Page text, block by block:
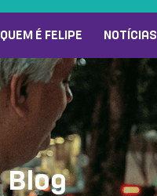
QUEM É FELIPE NOTÍCIAS
Blog